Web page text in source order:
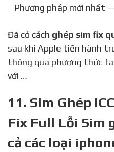
Phương pháp mới nhất
Đã có cách ghép sim fix
sau khi Apple tiến hành
thông qua phương thức
với …
11. Sim Ghép
Fix Full Lỗi Sim
cả các loại